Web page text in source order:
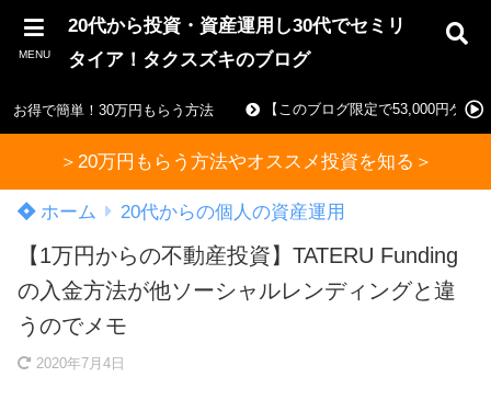
MENU
20代から投資・資産運用し30代でセミリ
タイア！タクスズキのブログ
お得で簡単！30万円もらう方法 【このブログ限定で53,000円ゲッ
＞20万円もらう方法やオススメ投資を知る＞
ホーム 20代からの個人の資産運用
【1万円からの不動産投資】TATERU Funding
の入金方法が他ソーシャルレンディングと違
うのでメモ
2020年7月4日